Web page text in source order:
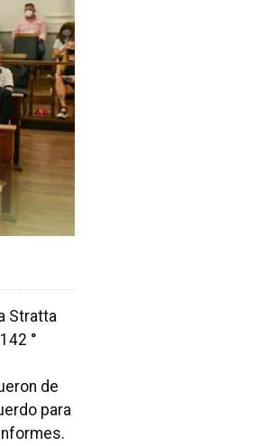
Stratta
°
de
para